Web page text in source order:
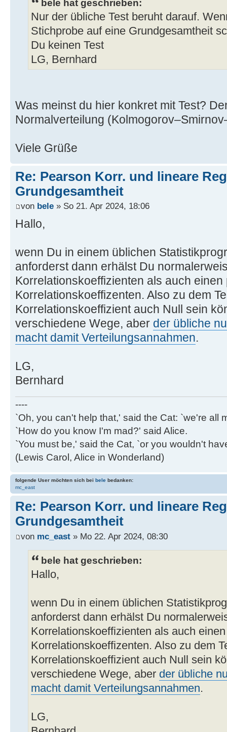
bele hat geschrieben:
Nur der übliche Test beruht darauf.
Stichprobe auf eine Grundgesamtheit
Du keinen Test
LG, Bernhard
Was meinst du hier konkret mit Test?
Normalverteilung
Viele Grüße
Re: Pearson Korr. und lineare
Grundgesamtheit
von bele » So 21. Apr 2024, 18:06
Hallo,
wenn Du in einem üblichen
anforderst dann erhälst Du
Korrelationskoeffizienten als auch
Korrelationskoeffizenten. Also zu dem
Korrelationskoeffizient auch Null sein
verschiedene Wege, aber der übliche
macht damit Verteilungsannahmen.
LG,
Bernhard
----
`Oh, you can't help that,' said the Cat: `we're all
`How do you know I'm mad?' said Alice.
`You must be,' said the Cat, `or you wouldn't
(Lewis Carol, Alice in Wonderland)
folgende User möchten sich bei bele bedanken:
mc_east
Re: Pearson Korr. und lineare
Grundgesamtheit
von mc_east » Mo 22. Apr 2024, 08:30
bele hat geschrieben:
Hallo,
wenn Du in einem üblichen
anforderst dann erhälst Du
Korrelationskoeffizienten als auch
Korrelationskoeffizenten. Also zu dem
Korrelationskoeffizient auch Null sein
verschiedene Wege, aber der übliche
macht damit Verteilungsannahmen.
LG,